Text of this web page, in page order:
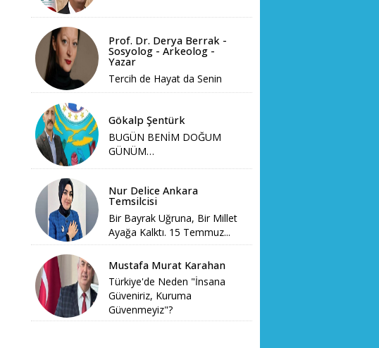
Prof. Dr. Derya Berrak -
Sosyolog - Arkeolog -
Yazar
Tercih de Hayat da Senin
Gökalp Şentürk
BUGÜN BENİM DOĞUM
GÜNÜM…
Nur Delice Ankara
Temsilcisi
Bir Bayrak Uğruna, Bir Millet
Ayağa Kalktı. 15 Temmuz...
Mustafa Murat Karahan
Türkiye'de Neden "İnsana
Güveniriz, Kuruma
Güvenmeyiz"?